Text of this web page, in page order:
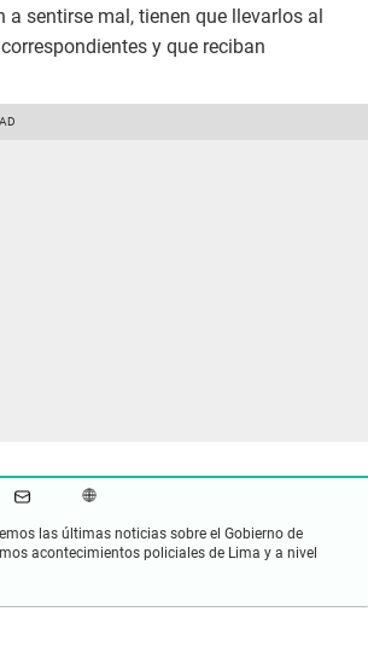
sentirse mal, tienen que llevarlos al
y que reciban
las últimas noticias sobre el Gobierno de
acontecimientos policiales de Lima y a nivel